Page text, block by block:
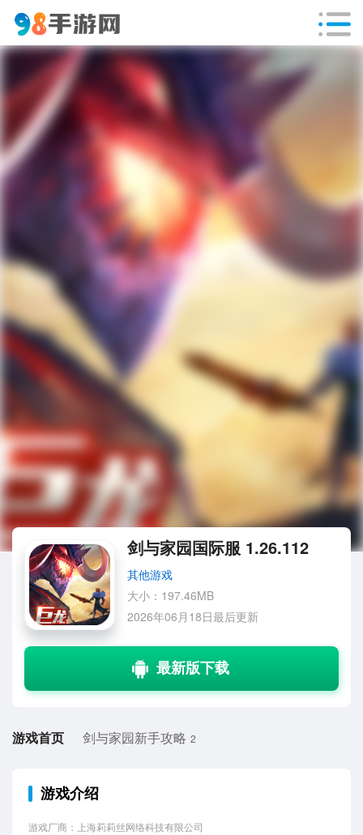
剑与家园国际服 1.26.112
其他游戏
大小：197.46MB
2026年06月18日最后更新
游戏首页 剑与家园新手攻略 2
游戏介绍
游戏厂商：上海莉莉丝网络科技有限公司